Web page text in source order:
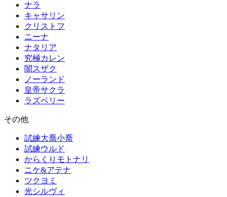
ナラ
キャサリン
クリストフ
ニーナ
ナタリア
究極カレン
闇スザク
ノーランド
皇帝サクラ
ラズベリー
その他
試練大喬小喬
試練ウルド
からくりモトナリ
ニケ&アテナ
ツクヨミ
光シルヴィ